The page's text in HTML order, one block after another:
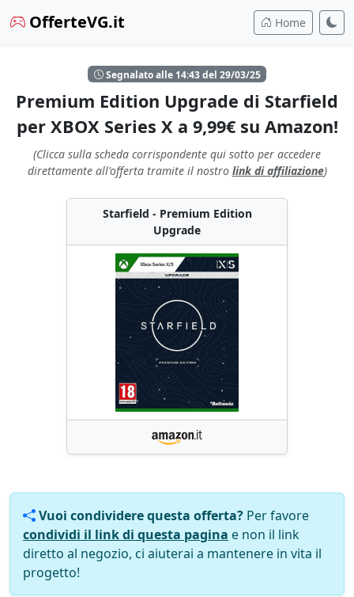
OfferteVG.it Home
Segnalato alle 14:43 del 29/03/25
Premium Edition Upgrade di Starfield
per XBOX Series X a 9,99€ su Amazon!
(Clicca sulla scheda corrispondente qui sotto per accedere
direttamente all'offerta tramite il nostro link di affiliazione)
Starfield - Premium Edition
Upgrade
Vuoi condividere questa offerta? Per favore
condividi il link di questa pagina e non il link
diretto al negozio, ci aiuterai a mantenere in vita il
progetto!